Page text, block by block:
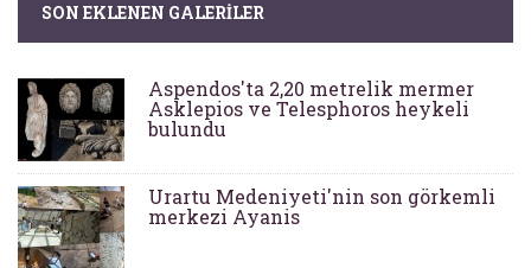
SON EKLENEN GALERILER
Aspendos'ta 2,20 metrelik mermer
Asklepios ve Telesphoros heykeli
bulundu
Urartu Medeniyeti'nin son görkemli
merkezi Ayanis